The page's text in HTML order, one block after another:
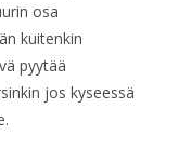
osa
kuitenkin
pyytää
jos kyseessä